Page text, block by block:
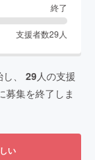
終了
支援者数29 人
、 29人の支援
募集を終了しま
い